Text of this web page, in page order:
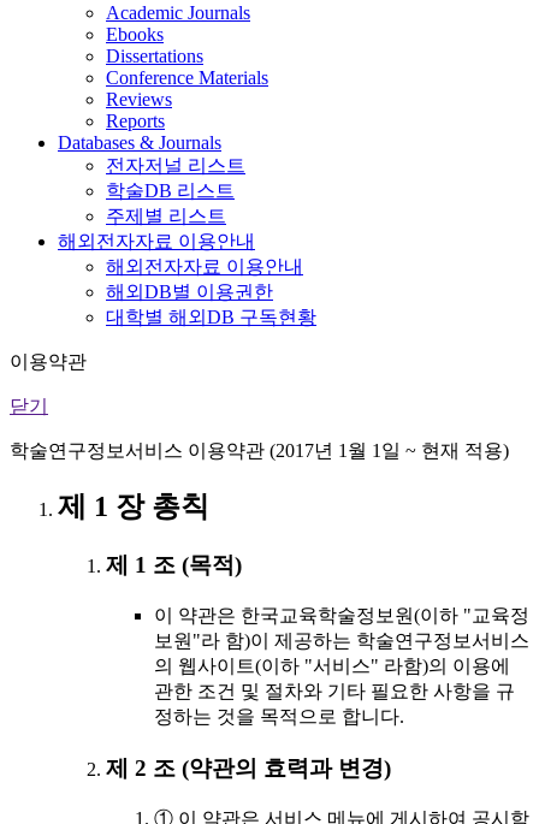
Academic Journals
Ebooks
Dissertations
Conference Materials
Reviews
Reports
Databases & Journals
전자저널 리스트
학술DB 리스트
주제별 리스트
해외전자자료 이용안내
해외전자자료 이용안내
해외DB별 이용권한
대학별 해외DB 구독현황
이용약관
닫기
학술연구정보서비스 이용약관 (2017년 1월 1일 ~ 현재 적용)
제 1 장 총칙
제 1 조 (목적)
이 약관은 한국교육학술정보원(이하 "교육정
보원"라 함)이 제공하는 학술연구정보서비스
의 웹사이트(이하 "서비스" 라함)의 이용에
관한 조건 및 절차와 기타 필요한 사항을 규
정하는 것을 목적으로 합니다.
제 2 조 (약관의 효력과 변경)
① 이 약관은 서비스 메뉴에 게시하여 공시함